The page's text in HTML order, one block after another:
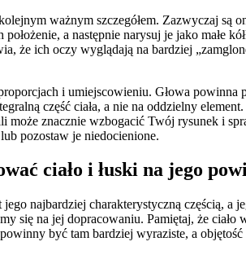
ważnym szczegółem. Zazwyczaj są
a następnie narysuj je jako małe
że ich oczy wyglądają na bardziej
i umiejscowieniu. Głowa powinna
część ciała, a nie na oddzielny
może znacznie wzbogacić Twój rysunek i
pozostaw je niedocienione.
ciało i łuski na jego
jego najbardziej charakterystyczną częścią,
się na jej dopracowaniu. Pamiętaj, że
być tam bardziej wyraziste, a